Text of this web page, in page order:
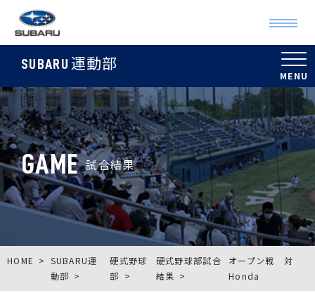
SUBARU 運動部
GAME 試合結果
HOME
SUBARU運
動部
硬式野球
部
硬式野球部試合
結果
オープン戦 対
Honda